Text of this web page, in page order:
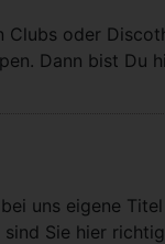
Clubs oder
Dann bist Du
uns eigene
Sie hier